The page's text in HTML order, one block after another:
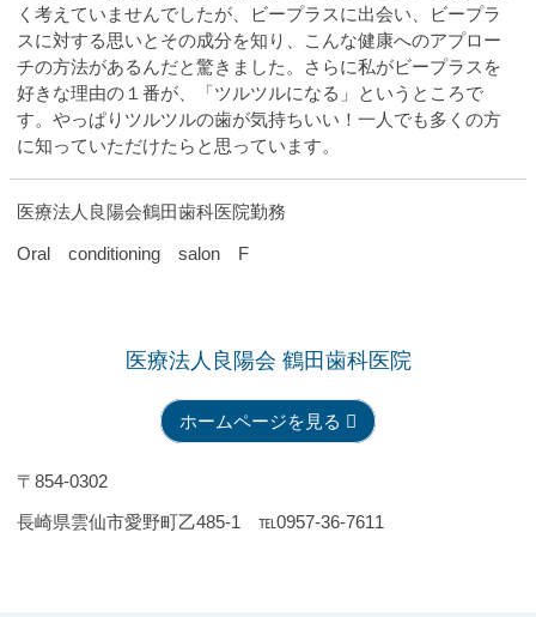
く考えていませんでしたが、ビープラスに出会い、ビープラ
スに対する思いとその成分を知り、こんな健康へのアプロー
チの方法があるんだと驚きました。さらに私がビープラスを
好きな理由の１番が、「ツルツルになる」というところで
す。やっぱりツルツルの歯が気持ちいい！一人でも多くの方
に知っていただけたらと思っています。
医療法人良陽会鶴田歯科医院勤務
Oral conditioning salon F
医療法人良陽会 鶴田歯科医院
ホームページを見る
〒854-0302
長崎県雲仙市愛野町乙485-1 ℡0957-36-7611